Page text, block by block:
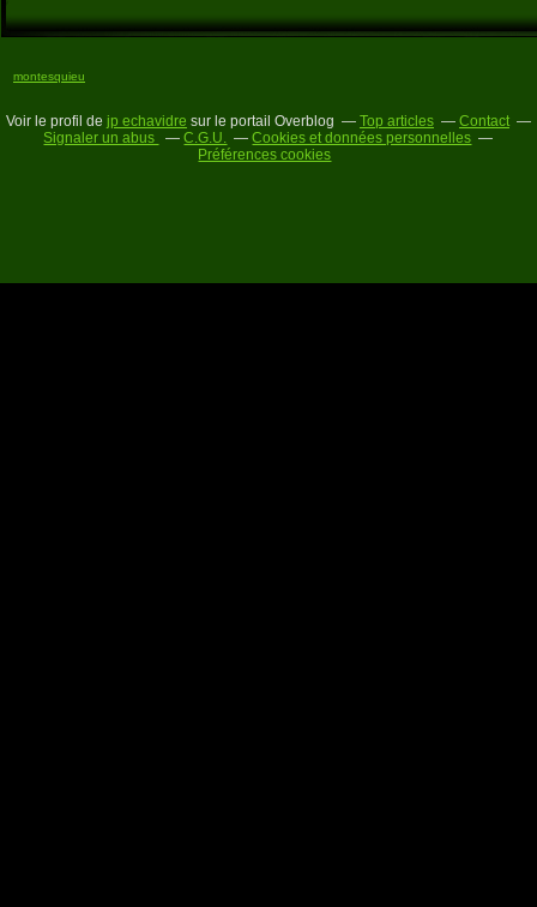
montesquieu
Voir le profil de jp echavidre sur le portail Overblog Top articles
Contact
Signaler un abus
C.G.U.
Cookies et données personnelles
Préférences cookies